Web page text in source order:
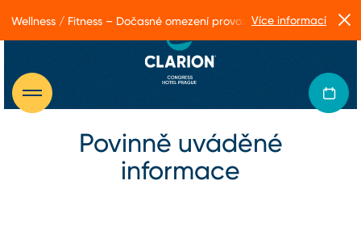
Povinně uváděné
informace
Wellness / Fitness – Dočasné omezení provozuVíce informací